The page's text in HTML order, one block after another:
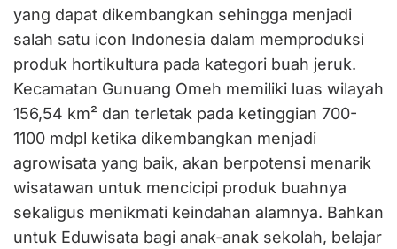
yang dapat dikembangkan sehingga menjadi
salah satu icon Indonesia dalam memproduksi
produk hortikultura pada kategori buah jeruk.
Kecamatan Gunuang Omeh memiliki luas wilayah
156,54 km² dan terletak pada ketinggian 700-
1100 mdpl ketika dikembangkan menjadi
agrowisata yang baik, akan berpotensi menarik
wisatawan untuk mencicipi produk buahnya
sekaligus menikmati keindahan alamnya. Bahkan
untuk Eduwisata bagi anak-anak sekolah, belajar